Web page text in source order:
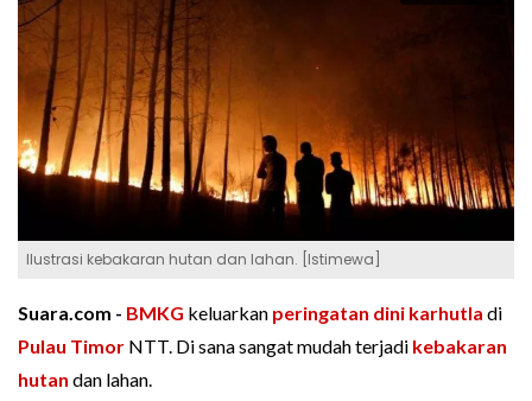
Ilustrasi kebakaran hutan dan lahan. [Istimewa]
Suara.com - BMKG keluarkan peringatan dini karhutla di
Pulau Timor NTT. Di sana sangat mudah terjadi kebakaran
hutan dan lahan.